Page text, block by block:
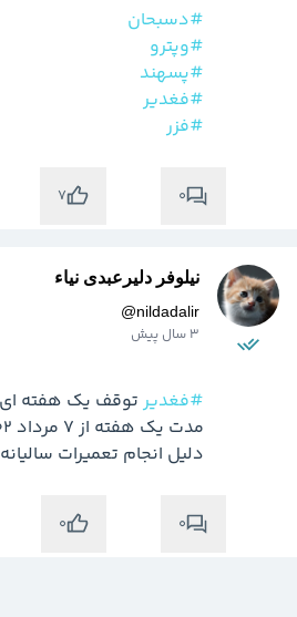
#دسبحان
#وپترو
#پسهند
#فغدیر
#فزر
0
7
نیلوفر دلیرعبدی نیاء
@nildadalir
3 سال پیش
#فغدیر
دلیل انجام تعمیرات سالیانه
0
0